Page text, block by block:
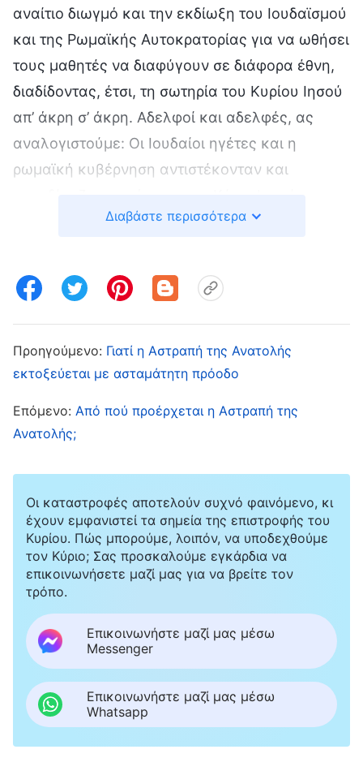
αναίτιο διωγμό και την εκδίωξη του Ιουδαϊσμού
και της Ρωμαϊκής Αυτοκρατορίας για να ωθήσει
τους μαθητές να διαφύγουν σε διάφορα έθνη,
διαδίδοντας, έτσι, τη σωτηρία του Κυρίου Ιησού
απ’ άκρη σ’ άκρη. Αδελφοί και αδελφές, ας
αναλογιστούμε: Οι Ιουδαίοι ηγέτες και η
ρωμαϊκή κυβέρνηση αντιστέκονταν και
έργο Του. Μπορεί αυτό να συνέβαινε επειδή ο
Μπορεί να συνέβαινε επειδή ο Κύριος Ιησούς
δεν έφερνε την αληθινή οδό; Μήπως αυτό το
οποίο εγκατέλειψαν κι αυτό στο οποίο
αντιστέκονταν οι θρησκευτικοί ηγέτες και η
ρωμαϊκή κυβέρνηση, δεν ήταν η οδός του Θεού;
Μήπως η αληθινή οδός καθορίζεται από τους
θρησκευτικούς ηγέτες και τις πολιτικές αρχές;
ότι το φως ήλθεν εις τον κόσμον, και οι
άνθρωποι ηγάπησαν το σκότος μάλλον παρά
το φώς· διότι ήσαν πονηρά τα έργα αυτών.
Επειδή πας, όστις πράττει φαύλα, μισεί το
φως και δεν έρχεται εις το φως, διά να μη
ελεγχθώσι τα έργα αυτού»(Κατά Ιωάννην 3:19-
20)
. «Εάν ο κόσμος σας μισή, εξεύρετε ότι εμέ
πρότερον υμών εμίσησεν
(Κατά Ιωάννην 15:18)
Η γενεά αύτη είναι πονηρά
(Κατά Λουκάν
11:29). Στην Α΄ Ιωάννου 5:19, λέει «
Διαβάστε περισσότερα
Προηγούμενο: Γιατί η Αστραπή της Ανατολής
εκτοξεύεται με ασταμάτητη πρόοδο
Επόμενο: Από πού προέρχεται η Αστραπή της
Ανατολής;
Οι καταστροφές αποτελούν συχνό φαινόμενο, κι
έχουν εμφανιστεί τα σημεία της επιστροφής του
Κυρίου. Πώς μπορούμε, λοιπόν, να υποδεχθούμε
τον Κύριο; Σας προσκαλούμε εγκάρδια να
επικοινωνήσετε μαζί μας για να βρείτε τον
τρόπο.
Επικοινωνήστε μαζί μας μέσω
Messenger
Επικοινωνήστε μαζί μας μέσω
Whatsapp